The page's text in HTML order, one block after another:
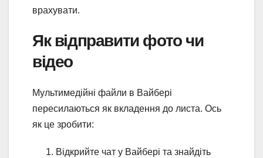
врахувати.
Як відправити фото чи
відео
Мультимедійні файли в Вайбері
пересилаються як вкладення до листа. Ось
як це зробити:
Відкрийте чат у Вайбері та знайдіть